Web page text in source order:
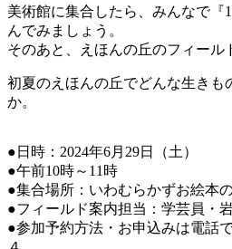
美術館に集合したら、みんなで『
んでみましょう。
そのあと、えほんの丘のフィール
初夏のえほんの丘でどんな生きも
か。
●日時：2024年6月29日（土）
●午前10時～11時
●集合場所：いわむらかずお絵本
●フィールド案内担当：学芸員・
●参加予約方法・お申込みは電話